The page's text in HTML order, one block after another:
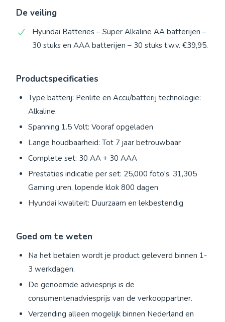
De veiling
Hyundai Batteries – Super Alkaline AA batterijen –
30 stuks en AAA batterijen – 30 stuks t.w.v. €39,95.
Productspecificaties
Type batterij: Penlite en Accu/batterij technologie:
Alkaline.
Spanning 1.5 Volt: Vooraf opgeladen
Lange houdbaarheid: Tot 7 jaar betrouwbaar
Complete set: 30 AA + 30 AAA
Prestaties indicatie per set: 25,000 foto's, 31,305
Gaming uren, lopende klok 800 dagen
Hyundai kwaliteit: Duurzaam en lekbestendig
Goed om te weten
Na het betalen wordt je product geleverd binnen 1-
3 werkdagen.
De genoemde adviesprijs is de
consumentenadviesprijs van de verkooppartner.
Verzending alleen mogelijk binnen Nederland en